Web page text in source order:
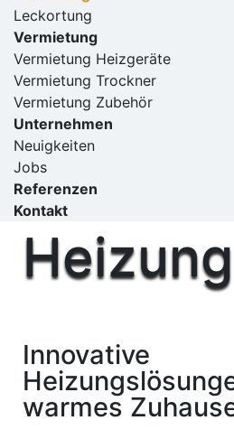
Leckortung
Vermietung
Vermietung Heizgeräte
Vermietung Trockner
Vermietung Zubehör
Unternehmen
Neuigkeiten
Jobs
Referenzen
Kontakt
Heizung
Innovative
warmes